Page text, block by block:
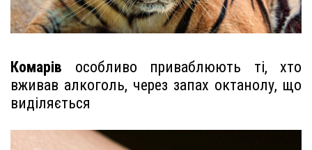
Комарів особливо приваблюють ті, хто
вживав алкоголь, через запах октанолу, що
виділяється